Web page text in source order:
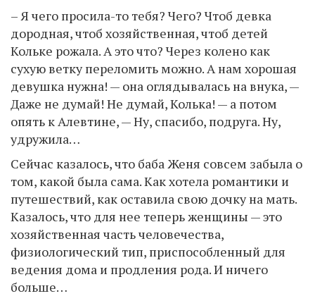
– Я чего просила-то тебя? Чего? Чтоб девка
дородная, чтоб хозяйственная, чтоб детей
Кольке рожала. А это что? Через колено как
сухую ветку переломить можно. А нам хорошая
девушка нужна! — она оглядывалась на внука, —
Даже не думай! Не думай, Колька! — а потом
опять к Алевтине, — Ну, спасибо, подруга. Ну,
удружила…
Сейчас казалось, что баба Женя совсем забыла о
том, какой была сама. Как хотела романтики и
путешествий, как оставила свою дочку на мать.
Казалось, что для нее теперь женщины — это
хозяйственная часть человечества,
физиологический тип, приспособленный для
ведения дома и продления рода. И ничего
больше…